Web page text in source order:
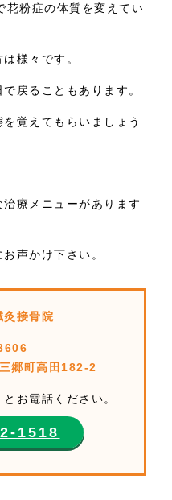
花粉症の体質を変えてい
様々です。
戻ることもあります。
覚えてもらいましょう
療メニューがあります
声かけ下さい。
灸接骨院
郷町高田182-2
お電話ください。
1518